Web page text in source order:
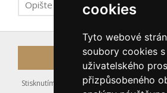
cookies
Tyto webové
soubory cookies
uživatelského
přizpůsobeného
Registrovat
Stisknutím tlačítka Registrovat souhlasíte s